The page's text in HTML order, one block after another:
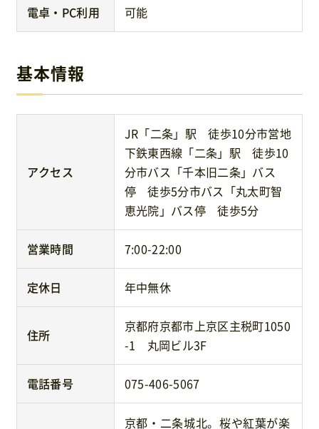
電卓・PC利用 可能
基本情報
アクセス
JR「二条」駅 徒歩10分市営地
下鉄東西線「二条」駅 徒歩10
分市バス「千本旧二条」バス
停 徒歩5分市バス「丸太町智
恵光院」バス停 徒歩5分
営業時間 7:00-22:00
定休日 年中無休
住所
京都府京都市上京区主税町1050
-1 丸岡ビル3F
電話番号 075-406-5067
京都・二条城北。桜や紅葉が楽